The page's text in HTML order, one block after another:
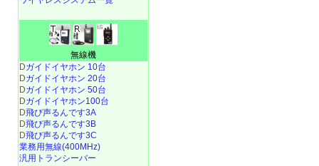
無線機
Dガイドイヤホン 10台
Dガイドイヤホン 20台
Dガイドイヤホン 50台
Dガイドイヤホン100台
D飛び声るんです3A
D飛び声るんです3B
D飛び声るんです3C
業務用無線(400MHz)
汎用トランシーバー